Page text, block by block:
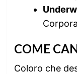
COME
Coloro che